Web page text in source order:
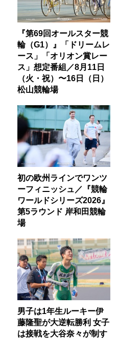
『第69回オールスター競
輪（G1）』「ドリームレ
ース」「オリオン賞レー
ス」想定番組／8月11日
（火・祝）〜16日（日）
松山競輪場
初の欧州ラインでワンツ
ーフィニッシュ／『競輪
ワールドシリーズ2026』
第5ラウンド 岸和田競輪
場
男子は1年生ルーキー伊
藤隆聖が大逆転勝利 女子
は接戦を大谷奈々が制す